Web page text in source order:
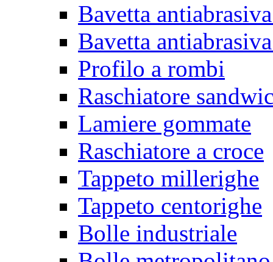
Bavetta
Bavetta
Profilo a rombi
Raschiatore
Lamiere gommate
Raschiatore a croce
Tappeto millerighe
Tappeto centorighe
Bolle industriale